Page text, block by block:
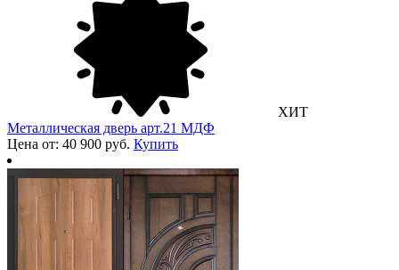
ХИТ
Металлическая дверь арт.21 МДФ
Цена от: 40 900 руб. Купить